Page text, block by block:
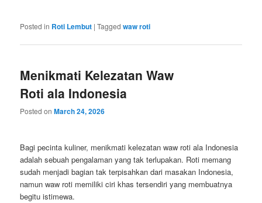
Posted in Roti Lembut |Tagged waw roti
Menikmati Kelezatan Waw
Roti ala Indonesia
Posted onMarch 24, 2026
Bagi pecinta kuliner, menikmati kelezatan waw roti ala Indonesia
adalah sebuah pengalaman yang tak terlupakan. Roti memang
sudah menjadi bagian tak terpisahkan dari masakan Indonesia,
namun waw roti memiliki ciri khas tersendiri yang membuatnya
begitu istimewa.